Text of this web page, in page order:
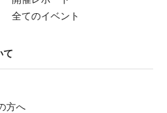
全てのイベント
て
方へ